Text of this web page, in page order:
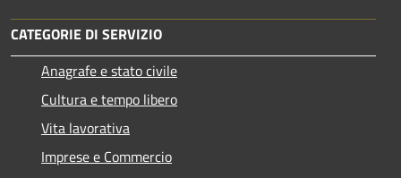
CATEGORIE DI SERVIZIO
Anagrafe e stato civile
Cultura e tempo libero
Vita lavorativa
Imprese e Commercio